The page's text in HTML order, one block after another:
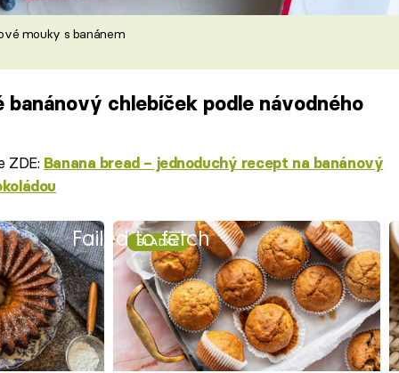
mouky s banánem
chlebíček podle návodného
ZDE: Banana bread – jednoduchý recept na banánový
Failed to fetch
SLADKÉ